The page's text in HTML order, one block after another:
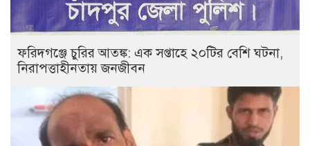
ফরিদগঞ্জে চুরির আতঙ্ক: এক সপ্তাহে ২০টির বেশি ঘটনা,
নিরাপত্তাহীনতায় জনজীবন